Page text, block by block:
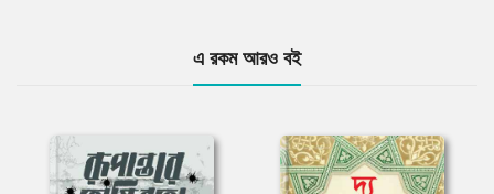
এ রকম আরও বই